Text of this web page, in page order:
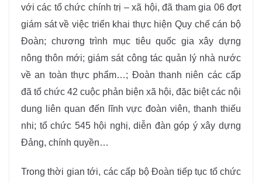
với các tổ chức chính trị – xã hội, đã tham gia 06 đợt
giám sát về việc triển khai thực hiện Quy chế cán bộ
Đoàn; chương trình mục tiêu quốc gia xây dựng
nông thôn mới; giám sát công tác quản lý nhà nước
về an toàn thực phẩm…; Đoàn thanh niên các cấp
đã tổ chức 42 cuộc phản biện xã hội, đặc biệt các nội
dung liên quan đến lĩnh vực đoàn viên, thanh thiếu
nhi; tổ chức 545 hội nghị, diễn đàn góp ý xây dựng
Đảng, chính quyền…
Trong thời gian tới, các cấp bộ Đoàn tiếp tục tổ chức